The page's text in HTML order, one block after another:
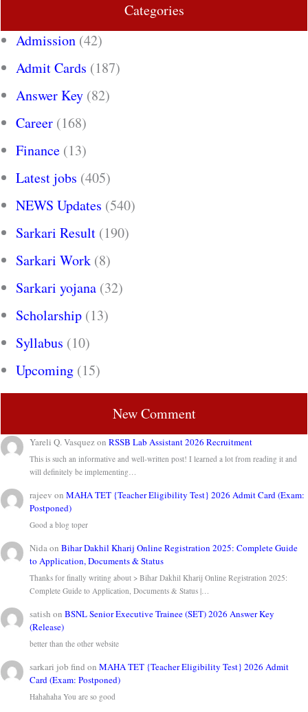
Categories
Admission (42)
Admit Cards (187)
Answer Key (82)
Career (168)
Finance (13)
Latest jobs (405)
NEWS Updates (540)
Sarkari Result (190)
Sarkari Work (8)
Sarkari yojana (32)
Scholarship (13)
Syllabus (10)
Upcoming (15)
New Comment
Yareli Q. VasquezonRSSB Lab Assistant 2026 Recruitment
This is such an informative and well-written post! I learned a lot from reading it and
will definitely be implementing…
rajeev onMAHA TET {Teacher Eligibility Test} 2026 Admit Card (Exam:
Postponed)
Good a blog toper
NidaonBihar Dakhil Kharij Online Registration 2025: Complete Guide
to Application, Documents & Status
Thanks for finally writing about > Bihar Dakhil Kharij Online Registration 2025:
Complete Guide to Application, Documents & Status |…
satish onBSNL Senior Executive Trainee (SET) 2026 Answer Key
(Release)
better than the other website
sarkari job find onMAHA TET {Teacher Eligibility Test} 2026 Admit
Card (Exam: Postponed)
Hahahaha You are so good